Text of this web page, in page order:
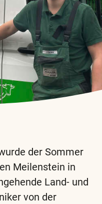
der Sommer
Meilenstein in
Land- und
von der